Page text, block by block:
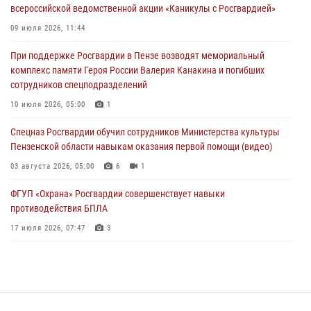
В Управлении Росгвардии по Пензенской области подвели итоги
04 августа 2026, 06:08
Росгвардия обеспечила безопасность праздничных мероприятий в
День ВДВ в Пензе
всероссийской ведомственной акции «Каникулы с Росгвардией»
09 июля 2026, 11:44
При поддержке Росгвардии в Пензе возводят мемориальный
комплекс памяти Героя России Валерия Канакина и погибших
сотрудников спецподразделений
10 июля 2026, 05:00 1
Спецназ Росгвардии обучил сотрудников Министерства культуры
Пензенской области навыкам оказания первой помощи (видео)
03 августа 2026, 05:00 6 1
ФГУП «Охрана» Росгвардии совершенствует навыки
противодействия БПЛА
17 июля 2026, 07:47 3